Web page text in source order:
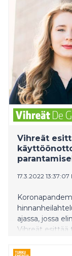
Vihreät
17.3.2022 13:37:07
ajassa, jossa
Vihreät esittää
olisi joustava ja